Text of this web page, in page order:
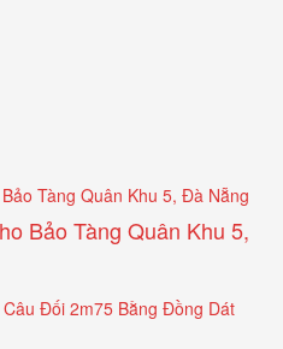
Bảo Tàng Quân Khu 5,